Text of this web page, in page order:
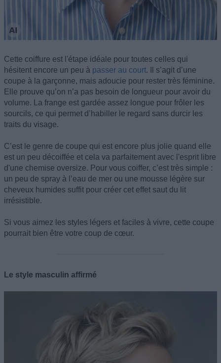
Cette coiffure est l'étape idéale pour toutes celles qui
hésitent encore un peu à passer au court. Il s’agit d’une
coupe à la garçonne, mais adoucie pour rester très féminine.
Elle prouve qu’on n’a pas besoin de longueur pour avoir du
volume. La frange est gardée assez longue pour frôler les
sourcils, ce qui permet d’habiller le regard sans durcir les
traits du visage.
C’est le genre de coupe qui est encore plus jolie quand elle
est un peu décoiffée et cela va parfaitement avec l'esprit libre
d'une chemise oversize. Pour vous coiffer, c’est très simple :
un peu de spray à l’eau de mer ou une mousse légère sur
cheveux humides suffit pour créer cet effet saut du lit
irrésistible.
Si vous aimez les styles légers et faciles à vivre, cette coupe
pourrait bien être votre coup de cœur.
Le style masculin affirmé